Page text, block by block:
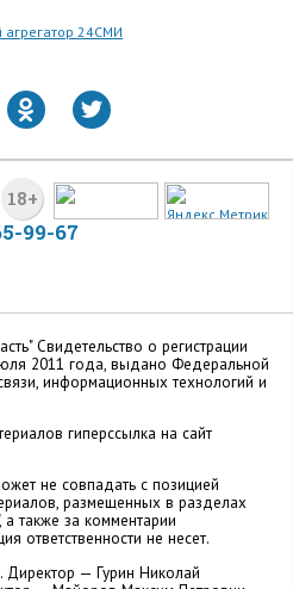
агрегатор 24СМИ
18+
99-67
Cвидетельство о регистрации
2011 года, выдано Федеральной
информационных технологий и
гиперссылка на сайт
не совпадать с позицией
размещенных в разделах
также за комментарии
ответственности не несет.
— Гурин Николай